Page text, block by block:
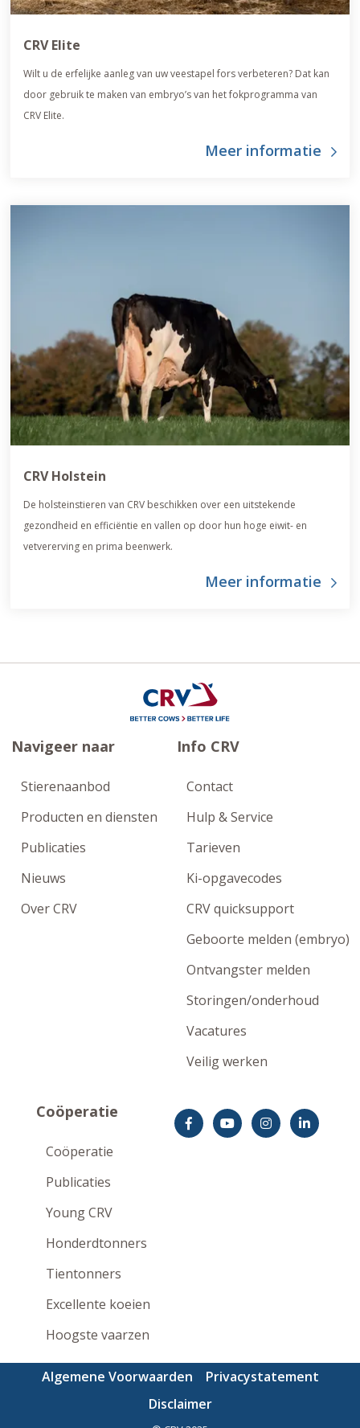
CRV Elite
Wilt u de erfelijke aanleg van uw veestapel fors verbeteren? Dat kan
door gebruik te maken van embryo’s van het fokprogramma van
CRV Elite.
Meer informatie
CRV Holstein
De holsteinstieren van CRV beschikken over een uitstekende
gezondheid en efficiëntie en vallen op door hun hoge eiwit- en
vetvererving en prima beenwerk.
Meer informatie
Navigeer naar
Stierenaanbod
Producten en diensten
Publicaties
Nieuws
Over CRV
Info CRV
Contact
Hulp & Service
Tarieven
Ki-opgavecodes
CRV quicksupport
Geboorte melden (embryo)
Ontvangster melden
Storingen/onderhoud
Vacatures
Veilig werken
Coöperatie
Coöperatie
Publicaties
Young CRV
Honderdtonners
Tientonners
Excellente koeien
Hoogste vaarzen
Algemene Voorwaarden
Privacystatement
Disclaimer